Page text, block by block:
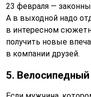
23 февраля —
А в выходной надо
в интересном
получить новые
в компании друзей.
5.